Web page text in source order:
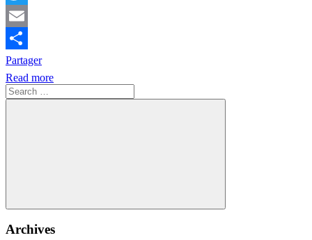
Twitter
Email
Partager
Read more
Search
for:
Search
Archives